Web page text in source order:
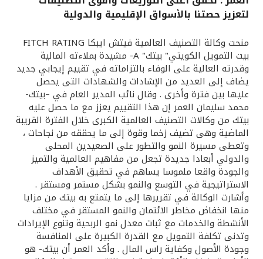
القنوات المصرفية
أدوات وخدمات
خدمات ما بعد البيع
اتصل بنا
مواقع الفروع وأجهزة الصرف الآلي
ألمانيا
ماليزيا
لتعزيز حصتنا بالأسواق الإقليمية والدولية
منحت وكالة التصنيف العالمية فيتش ايبكا FITCH RATING
بيت التمويل الكويتي" بيتك" A- مشيدة بملاءته المالية
وقدرته العالية على الوفاء بالتزاماته في تقييم إيجابي جديد
يضاف إلى العديد من الإشادات والشهادات التى يحصل
عليها بين فترة وأخرى . وقال نائب المدير العام في –بيتك-
محمد سليمان العمر إن هذا التقييم يعزز مع ما حصل عليه
بيتك من وكالات التصنيف العالمية الكبرى خلال الفترة القريبة
الماضية وهى تضيف زخما وقوة إلى ما يحققه من نجاحات ،
وتعطى مسيرة النمو والتطور على الصعيدين المحلى
والدولي أبعادا جديدة تجعل من مفاهيم العالمية والتميز
والجودة واقعا ملموسا يساهم في تحقيق الأهداف
الاستراتيجية في التوسع والنمو بشكل مستمر ومستقر .
وأشارت الوكالة في تقريرها إلى ما يتمتع به بيتك من مزايا
منها انخفاض مخاطر الائتمان والنمو المستقر في مختلف
الأنشطة والخدمات مع ثبات معدل نمو الربحية وتنوع الإيرادات
وتدنى تكلفة التمويل مع القدرة الكبيرة على المنافسة
وجودة الأصول وكفاية راس المال . وأكد العمر أن بيتك- هو